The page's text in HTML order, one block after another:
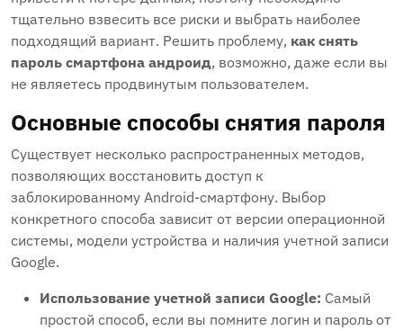
тщательно взвесить все риски и выбрать наиболее
подходящий вариант. Решить проблему, как снять
пароль смартфона андроид, возможно, даже если вы
не являетесь продвинутым пользователем.
Основные способы снятия пароля
Существует несколько распространенных методов,
позволяющих восстановить доступ к
заблокированному Android-смартфону. Выбор
конкретного способа зависит от версии операционной
системы, модели устройства и наличия учетной записи
Google.
Использование учетной записи Google: Самый
простой способ, если вы помните логин и пароль от